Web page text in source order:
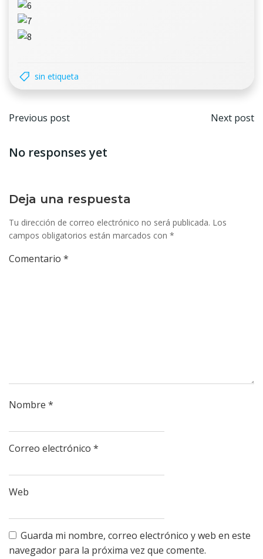
sin etiqueta
Navegación
por
entradas
Previous post Next post
No responses yet
Deja una respuesta
Tu dirección de correo electrónico no será publicada. Los
campos obligatorios están marcados con *
Comentario *
Nombre *
Correo electrónico *
Web
Guarda mi nombre, correo electrónico y web en este
navegador para la próxima vez que comente.